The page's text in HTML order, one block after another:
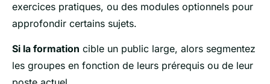
exercices pratiques, ou des modules optionnels pour
approfondir certains sujets.
Si la formation cible un public large, alors segmentez
les groupes en fonction de leurs prérequis ou de leur